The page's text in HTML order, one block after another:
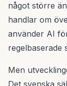
något större
handlar om
använder AI
regelbaserade
Men
Det svenska